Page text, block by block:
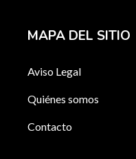
MAPA DEL SITIO
Aviso Legal
Quiénes somos
Contacto